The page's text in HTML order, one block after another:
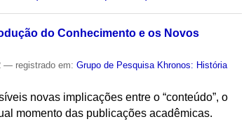
do Conhecimento e os Novos
— registrado em:Grupo de Pesquisa Khronos: História
novas implicações entre o “conteúdo”, o
momento das publicações acadêmicas.